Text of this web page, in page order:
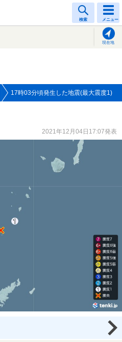
検索 メニュー
現在地
17時03分頃発生した地震(最大震度1)
2021年12月04日17:07発表